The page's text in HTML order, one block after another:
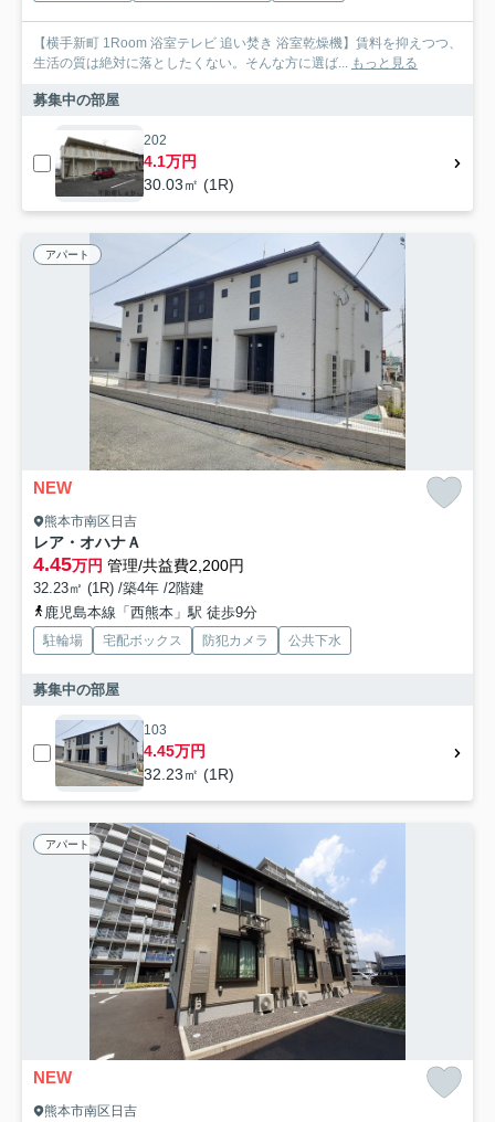
【横手新町 1Room 浴室テレビ 追い焚き 浴室乾燥機】賃料を抑えつつ、
生活の質は絶対に落としたくない。そんな方に選ば... もっと見る
募集中の部屋
202
4.1万円
30.03㎡ (1R)
アパート
NEW
熊本市南区日吉
レア・オハナＡ
4.45万円 管理/共益費2,200円
32.23㎡ (1R) /築4年 /2階建
鹿児島本線「西熊本」駅 徒歩9分
駐輪場 宅配ボックス 防犯カメラ 公共下水
募集中の部屋
103
4.45万円
32.23㎡ (1R)
アパート
NEW
熊本市南区日吉